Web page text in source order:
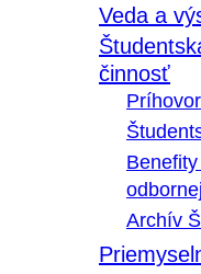
Veda a
činnosť
Príhovor
Archív